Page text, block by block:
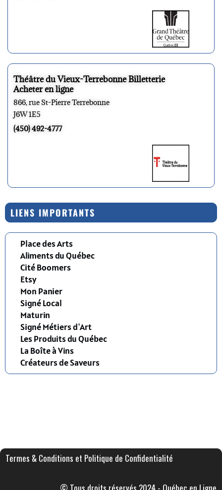
Théâtre du Vieux-Terrebonne Billetterie
Acheter en ligne
866, rue St-Pierre Terrebonne
J6W 1E5
(450) 492-4777
LIENS IMPORTANTS
Place des Arts
Aliments du Québec
Cité Boomers
Etsy
Mon Panier
Signé Local
Maturin
Signé Métiers d'Art
Les Produits du Québec
La Boîte à Vins
Créateurs de Saveurs
Termes & Conditions et Politique de Confidentialité